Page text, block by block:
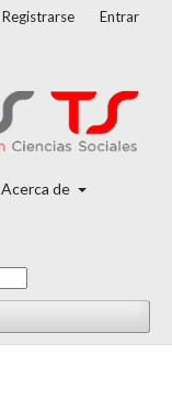
Acerca de
Registrarse Entrar